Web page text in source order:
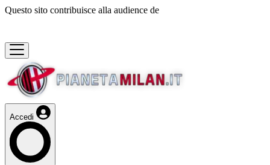
Questo sito contribuisce alla audience de
Accedi